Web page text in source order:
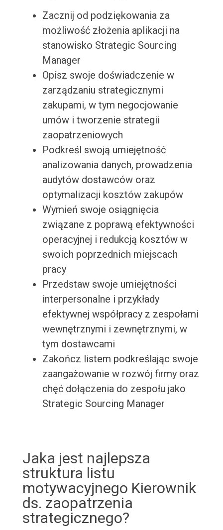
Zacznij od podziękowania za
możliwość złożenia aplikacji na
stanowisko Strategic Sourcing
Manager
Opisz swoje doświadczenie w
zarządzaniu strategicznymi
zakupami, w tym negocjowanie
umów i tworzenie strategii
zaopatrzeniowych
Podkreśl swoją umiejętność
analizowania danych, prowadzenia
audytów dostawców oraz
optymalizacji kosztów zakupów
Wymień swoje osiągnięcia
związane z poprawą efektywności
operacyjnej i redukcją kosztów w
swoich poprzednich miejscach
pracy
Przedstaw swoje umiejętności
interpersonalne i przykłady
efektywnej współpracy z zespołami
wewnętrznymi i zewnętrznymi, w
tym dostawcami
Zakończ listem podkreślając swoje
zaangażowanie w rozwój firmy oraz
chęć dołączenia do zespołu jako
Strategic Sourcing Manager
Jaka jest najlepsza
struktura listu
motywacyjnego Kierownik
ds. zaopatrzenia
strategicznego?